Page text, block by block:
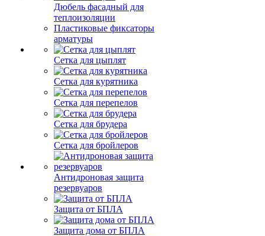
Дюбель фасадный для
теплоизоляции
Пластиковые фиксаторы
арматуры
Сетка для цыплят
Сетка для курятника
Сетка для перепелов
Сетка для брудера
Сетка для бройлеров
Антидроновая защита
резервуаров
Защита от БПЛА
Защита дома от БПЛА